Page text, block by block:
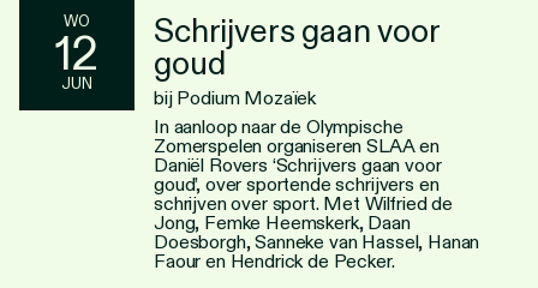
WO
12
JUN
Schrijvers gaan voor
goud
bij Podium Mozaïek
In aanloop naar de Olympische
Zomerspelen organiseren SLAA en
Daniël Rovers ‘Schrijvers gaan voor
goud’, over sportende schrijvers en
schrijven over sport. Met Wilfried de
Jong, Femke Heemskerk, Daan
Doesborgh, Sanneke van Hassel, Hanan
Faour en Hendrick de Pecker.